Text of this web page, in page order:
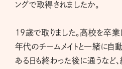
ングで取得されましたか。
19歳で取りました。高校を卒業
年代のチームメイトと一緒に自
ある日も終わった後に通うなど